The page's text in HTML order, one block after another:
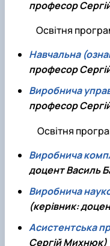
професор
Освітня
Навчальна
професор
Виробнича
професор
Освітня
Виробнича
доцент Василь
Виробнича
(керівник:
Асистентська
Сергій Михнюк)